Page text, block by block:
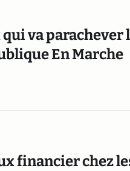
va
En Marche
financier chez